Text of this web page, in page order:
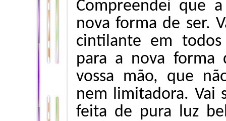
Compreendei que
nova forma de ser.
cintilante em
para a nova forma
vossa mão, que
nem limitadora. Vai
feita de pura luz